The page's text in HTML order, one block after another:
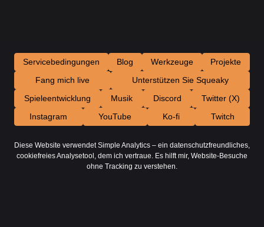
Servicebedingungen Blog Werkzeuge
Projekte
Fang mich live
Unterstützen Sie Squeaky
Spieleentwicklung
Musik Discord
Twitter (X)
Instagram
YouTube Ko-fi Twitch
Diese Website verwendet Simple Analytics – ein datenschutzfreundliches,
cookiefreies Analysetool, dem ich vertraue. Es hilft mir, Website-Besuche
ohne Tracking zu verstehen.